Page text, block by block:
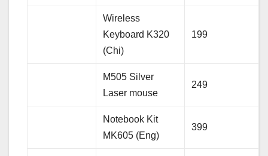
Wireless
Keyboard K320
(Chi)
199
M505 Silver
Laser mouse
249
Notebook Kit
MK605 (Eng)
399